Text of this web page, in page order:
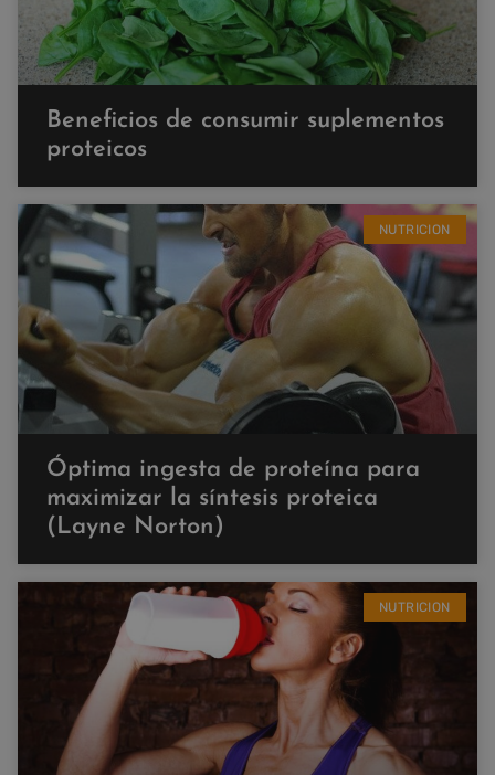
Beneficios de consumir suplementos
proteicos
NUTRICION
Óptima ingesta de proteína para
maximizar la síntesis proteica
(Layne Norton)
NUTRICION